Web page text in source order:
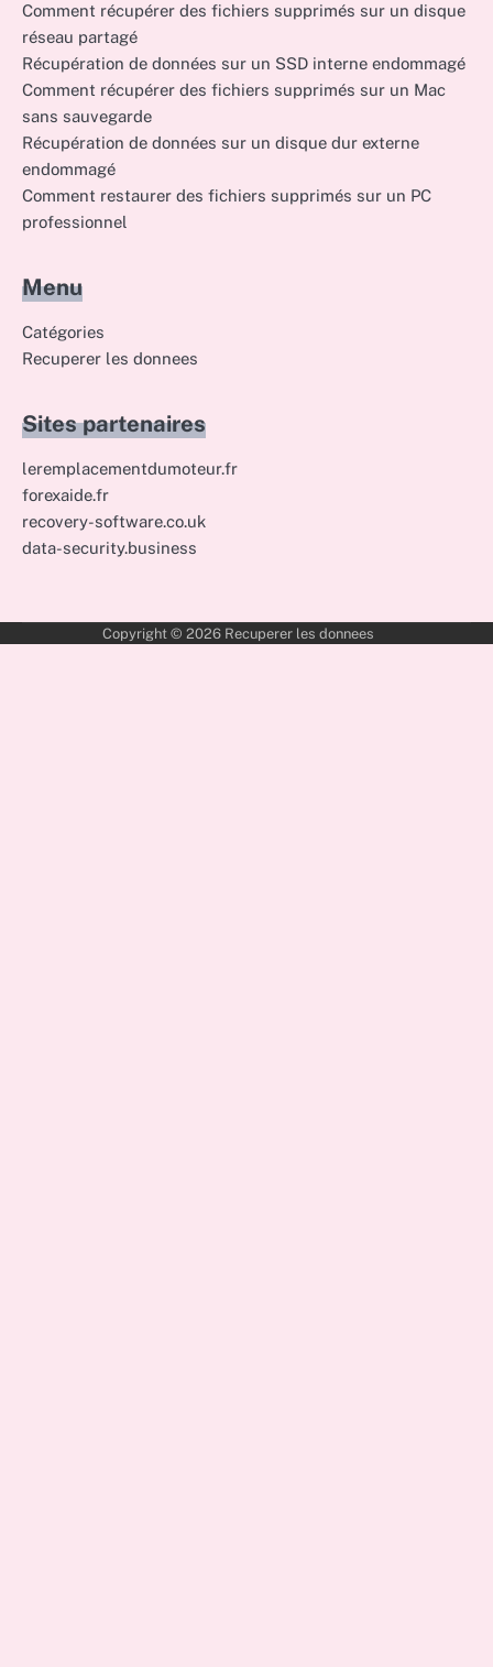
Comment récupérer des fichiers supprimés sur un disque
réseau partagé
Récupération de données sur un SSD interne endommagé
Comment récupérer des fichiers supprimés sur un Mac
sans sauvegarde
Récupération de données sur un disque dur externe
endommagé
Comment restaurer des fichiers supprimés sur un PC
professionnel
Menu
Catégories
Recuperer les donnees
Sites partenaires
leremplacementdumoteur.fr
forexaide.fr
recovery-software.co.uk
data-security.business
Copyright © 2026 Recuperer les donnees